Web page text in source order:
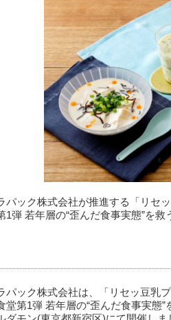
パック株式会社が推進する「リセ
1弾 若年層の“歪んだ食事実態”を
パック株式会社は、「リセッ豆乳
堂第1弾 若年層の“歪んだ食事実態